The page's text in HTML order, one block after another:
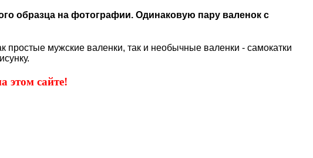
образца на фотографии. Одинаковую пару валенок с
простые мужские валенки, так и необычные валенки - самокатки
сайте!